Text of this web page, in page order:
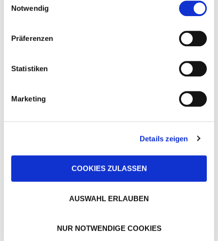
Notwendig
Präferenzen
Statistiken
Marketing
Details zeigen
COOKIES ZULASSEN
AUSWAHL ERLAUBEN
NUR NOTWENDIGE COOKIES
Ihre Einwilligung trifft auf die folgenden Domains zu:
Ihr aktueller Zustand: Ablehnen.
Die Cookie-Erklärung wurde das letzte Mal am
nutzbar zu machen, indem sie Grundfunktionen wie
Webseite ermöglichen. Die Webseite kann ohne diese
Anbieter Zweck
Cookiebot
Speichert den